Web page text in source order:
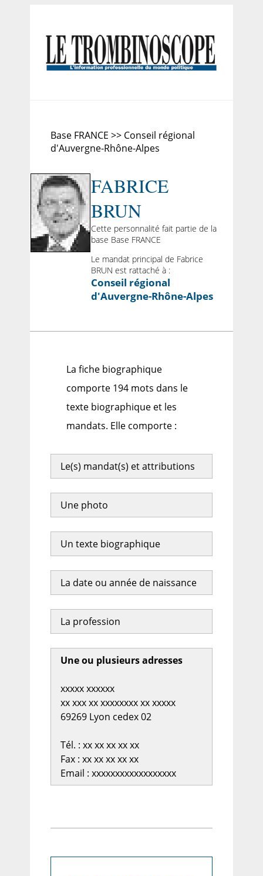
Base FRANCE >> Conseil régional
d'Auvergne-Rhône-Alpes
FABRICE
BRUN
Cette personnalité fait partie de la
base Base FRANCE
Le mandat principal de Fabrice
BRUN est rattaché à :
Conseil régional
d'Auvergne-Rhône-Alpes
La fiche biographique
comporte 194 mots dans le
texte biographique et les
mandats. Elle comporte :
Le(s) mandat(s) et attributions
Une photo
Un texte biographique
La date ou année de naissance
La profession
Une ou plusieurs adresses
xxxxx xxxxxx
xx xxx xx xxxxxxxx xx xxxxx
69269 Lyon cedex 02
Tél. : xx xx xx xx xx
Fax : xx xx xx xx xx
Email : xxxxxxxxxxxxxxxxxx